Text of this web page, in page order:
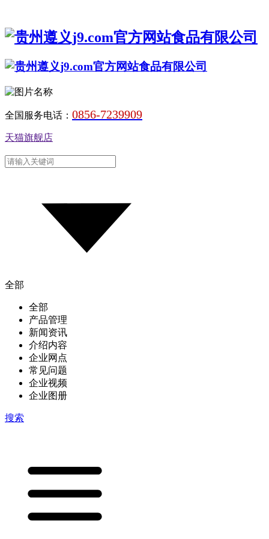
全国服务电话： 0856-7239909
天猫旗舰店
全部
全部
产品管理
新闻资讯
介绍内容
企业网点
常见问题
企业视频
企业图册
搜索